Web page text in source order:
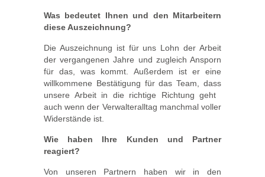
Was bedeutet Ihnen und den Mitarbeitern
diese Auszeichnung?
Die Auszeichnung ist für uns Lohn der Arbeit
der vergangenen Jahre und zugleich Ansporn
für das, was kommt. Außerdem ist er eine
willkommene Bestätigung für das Team, dass
unsere Arbeit in die richtige Richtung geht 
auch wenn der Verwalteralltag manchmal voller
Widerstände ist.
Wie haben Ihre Kunden und Partner
reagiert?
Von unseren Partnern haben wir in den